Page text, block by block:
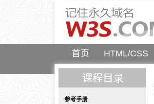
首页 HTML/CSS
参考手册